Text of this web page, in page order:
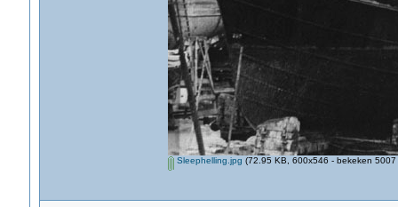
Sleephelling.jpg (72.95 KB, 600x546 - bekeken 5007